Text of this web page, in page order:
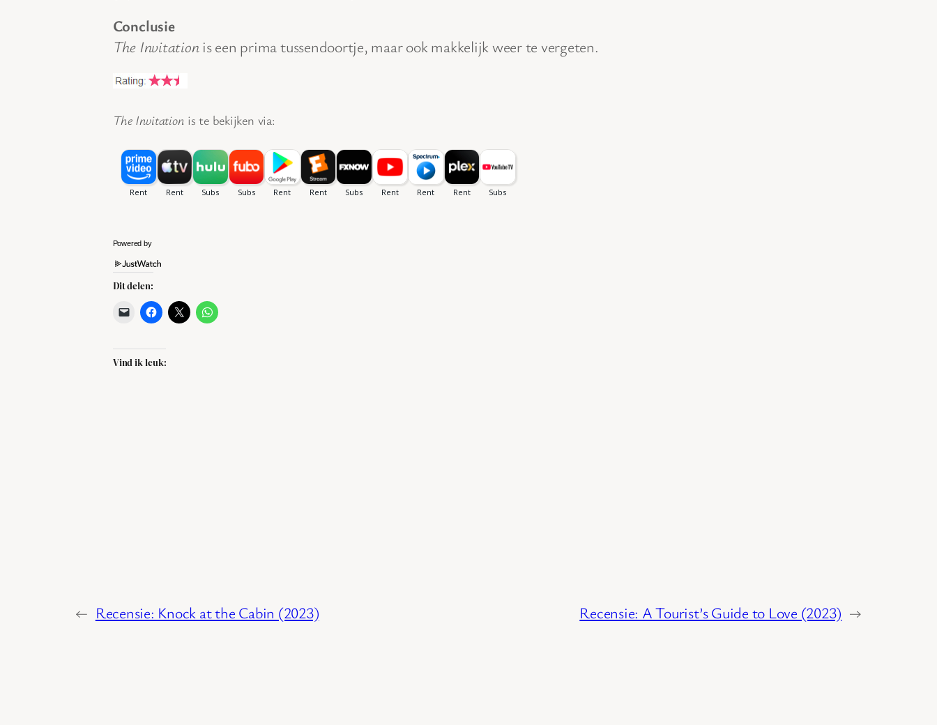
Conclusie
The Invitationis een prima tussendoortje, maar ook makkelijk weer te vergeten.
The Invitation is te bekijken via:
Powered by
Dit delen:
Vind ik leuk:
← Recensie: Knock at the Cabin (2023) Recensie: A Tourist’s Guide to Love (2023) →